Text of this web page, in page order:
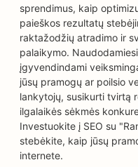
sprendimus, kaip
paieškos rezultatų
raktažodžių atradimo ir
palaikymo.
įgyvendindami
jūsų pramogų ar poilsio
lankytojų, susikurti tvirtą
ilgalaikės sėkmės
Investuokite į SEO su
stebėkite, kaip jūsų
internete.